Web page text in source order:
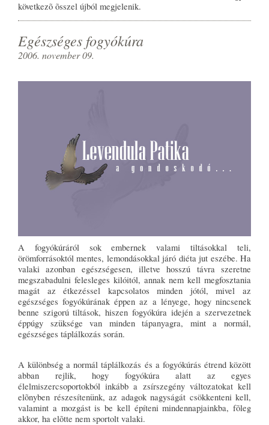
következõ õsszel újból megjelenik.
Egészséges fogyókúra
2006. november 09.
A fogyókúráról sok embernek valami tiltásokkal teli,
örömforrásoktól mentes, lemondásokkal járó diéta jut eszébe. Ha
valaki azonban egészségesen, illetve hosszú távra szeretne
megszabadulni felesleges kilóitól, annak nem kell megfosztania
magát az étkezéssel kapcsolatos minden jótól, mivel az
egészséges fogyókúrának éppen az a lényege, hogy nincsenek
benne szigorú tiltások, hiszen fogyókúra idején a szervezetnek
éppúgy szüksége van minden tápanyagra, mint a normál,
egészséges táplálkozás során.
A különbség a normál táplálkozás és a fogyókúrás étrend között
abban rejlik, hogy fogyókúra alatt az egyes
élelmiszercsoportokból inkább a zsírszegény változatokat kell
elõnyben részesítenünk, az adagok nagyságát csökkenteni kell,
valamint a mozgást is be kell építeni mindennapjainkba, fõleg
akkor, ha elõtte nem sportolt valaki.